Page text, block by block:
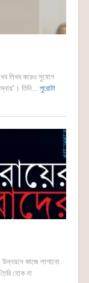
লিখব করেও সুযোগ
তিনি... পুরোটা
কাজে লাগানো
হোক না